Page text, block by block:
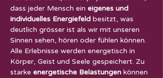
dass jeder Mensch ein eigenes und
individuelles Energiefeld besitzt, was
deutlich grösser ist als wir mit unseren
Sinnen sehen, hören oder fühlen können.
Alle Erlebnisse werden energetisch in
Körper, Geist und Seele gespeichert. Zu
starke energetische Belastungen können